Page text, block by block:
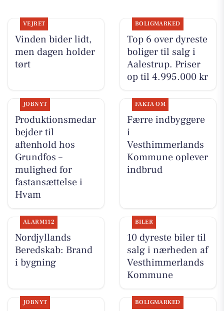
VEJRET
Vinden bider lidt,
men dagen holder
tørt
BOLIGMARKED
Top 6 over dyreste
boliger til salg i
Aalestrup. Priser
op til 4.995.000 kr
JOBNYT
Produktionsmedar
bejder til
aftenhold hos
Grundfos –
mulighed for
fastansættelse i
Hvam
FAKTA OM
Færre indbyggere
i
Vesthimmerlands
Kommune oplever
indbrud
ALARM112
Nordjyllands
Beredskab: Brand
i bygning
BILER
10 dyreste biler til
salg i nærheden af
Vesthimmerlands
Kommune
JOBNYT BOLIGMARKED